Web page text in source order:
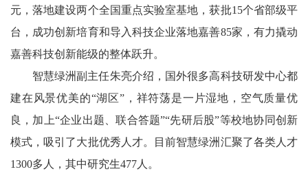
元，落地建设两个全国重点实验室基地，获批15个省部级平
台，成功创新培育和导入科技企业落地嘉善85家，有力撬动
嘉善科技创新能级的整体跃升。
智慧绿洲副主任朱亮介绍，国外很多高科技研发中心都
建在风景优美的“湖区”，祥符荡是一片湿地，空气质量优
良，加上“企业出题、联合答题”“先研后股”等校地协同创新
模式，吸引了大批优秀人才。目前智慧绿洲汇聚了各类人才
1300多人，其中研究生477人。